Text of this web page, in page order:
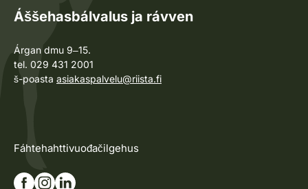
Áššehasbálvalus ja rávven
Árgan dmu 9‒15.
tel. 029 431 2001
š-poasta asiakaspalvelu@riista.fi
Fáhtehahttivuođačilgehus